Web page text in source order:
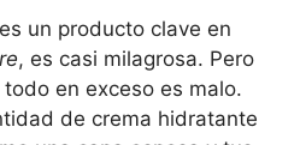
un producto clave en
, es casi milagrosa. Pero
en exceso es malo.
de crema hidratante